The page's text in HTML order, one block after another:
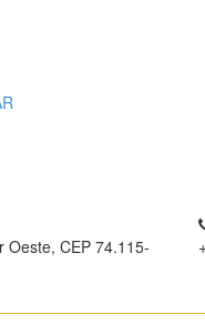
Oeste, CEP 74.115-